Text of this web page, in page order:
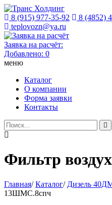
8 (915) 977-35-92
8 (4852)
teplovozn@ya.ru
Заявка на расчёт:
Добавлено: 0
меню
Каталог
О компании
Форма заявки
Контакты
Фильтр
Главная/ Каталог/ Дизель
13ШМС.8спч